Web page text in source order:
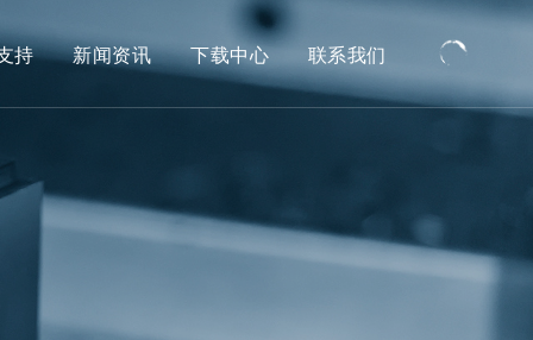
持 新闻资讯 下载中心 联系我们